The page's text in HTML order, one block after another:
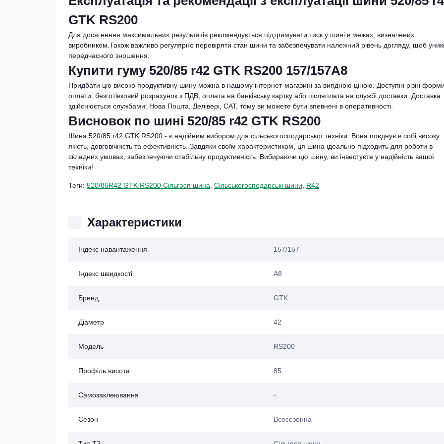
GTK RS200
Для досягнення максимальних результатів рекомендується підтримувати тиск у шині в межах, визначених
виробником.Також важливо регулярно перевіряти стан шини та забезпечувати належний рівень догляду, щоб
передчасного зношення.
Купити гуму 520/85 r42 GTK RS200 157/157A8
Придбати цю високо продуктивну шину можна в нашому інтернет-магазині за вигідною ціною. Доступні різні форми
оплати: безготівковий розрахунок з ПДВ, оплата на банківську картку або післяплата на службі доставки. Доставка
здійснюється службами: Нова Пошта, Делівері, САТ, тому ви можете бути впевнені в оперативності.
Висновок по шині 520/85 r42 GTK RS200
Шина 520/85 r42 GTK RS200 - є надійним вибором для сільськогосподарської техніки. Вона поєднує в собі високу
якість, довговічність та ефективність. Завдяки своїм характеристикам, ця шина ідеально підходить для роботи в
складних умовах, забезпечуючи стабільну продуктивність. Вибираючи цю шину, ви інвестуєте у надійність вашої
техніки!
Теги: 520/85R42 GTK RS200 Сільгосп шина Сільськогосподарські шини R42
Характеристики
Індекс навантаження 157/157
Індекс швидкості A8
Бренд GTK
Діаметр 42
Модель RS200
Профіль висота 85
Самозаклеювання -
Сезон Всесезонна